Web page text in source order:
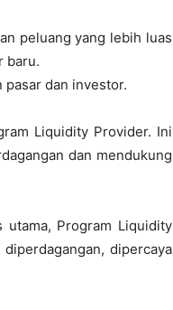
peluang yang lebih luas
baru.
pasar dan investor.
Liquidity Provider. Ini
dan mendukung
Program Liquidity
dipercaya